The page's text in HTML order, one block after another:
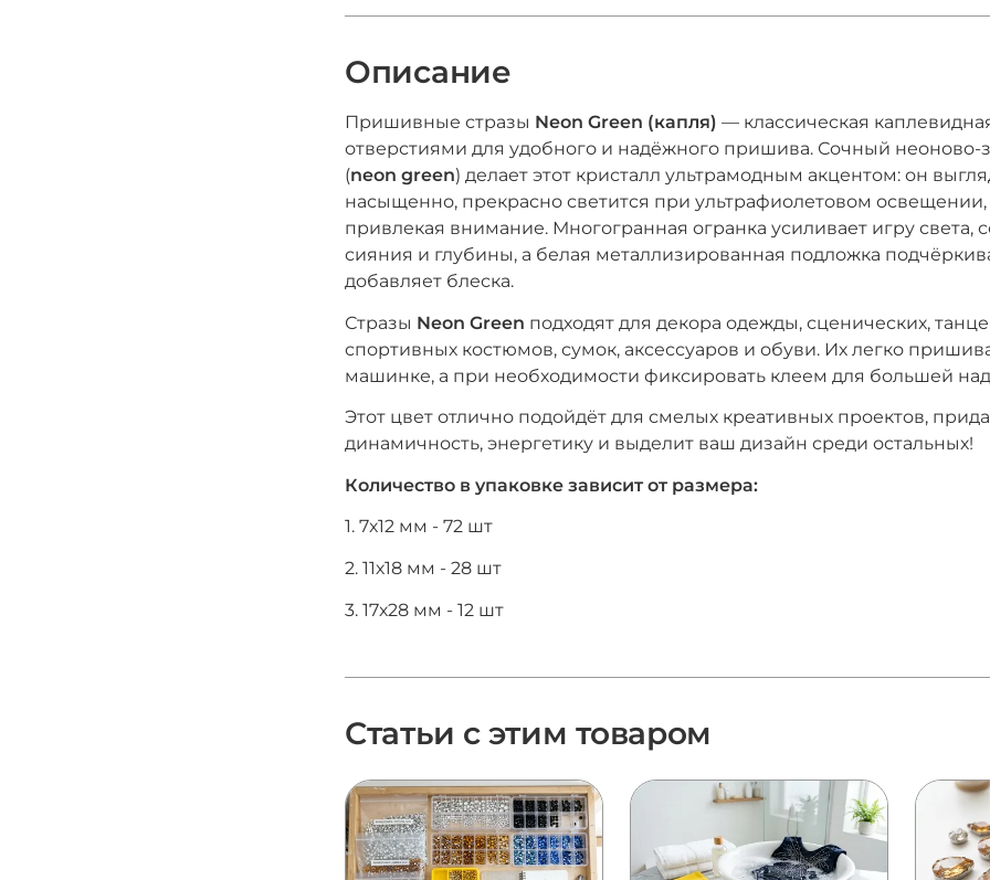
Описание
Пришивные стразы Neon Green (капля) — классическая
отверстиями для удобного и надёжного пришива. Сочный неоново-
(neon green) делает этот кристалл ультрамодным акцентом: он
насыщенно, прекрасно светится при ультрафиолетовом
привлекая внимание. Многогранная огранка усиливает игру света,
сияния и глубины, а белая металлизированная подложка
добавляет блеска.
Стразы Neon Green подходят для декора одежды, сценических,
спортивных костюмов, сумок, аксессуаров и обуви. Их легко
машинке, а при необходимости фиксировать клеем для большей
Этот цвет отлично подойдёт для смелых креативных проектов,
динамичность, энергетику и выделит ваш дизайн среди остальных!
Количество в упаковке зависит от размера:
1. 7х12 мм - 72 шт
2. 11х18 мм - 28 шт
3. 17х28 мм - 12 шт
Статьи с этим товаром